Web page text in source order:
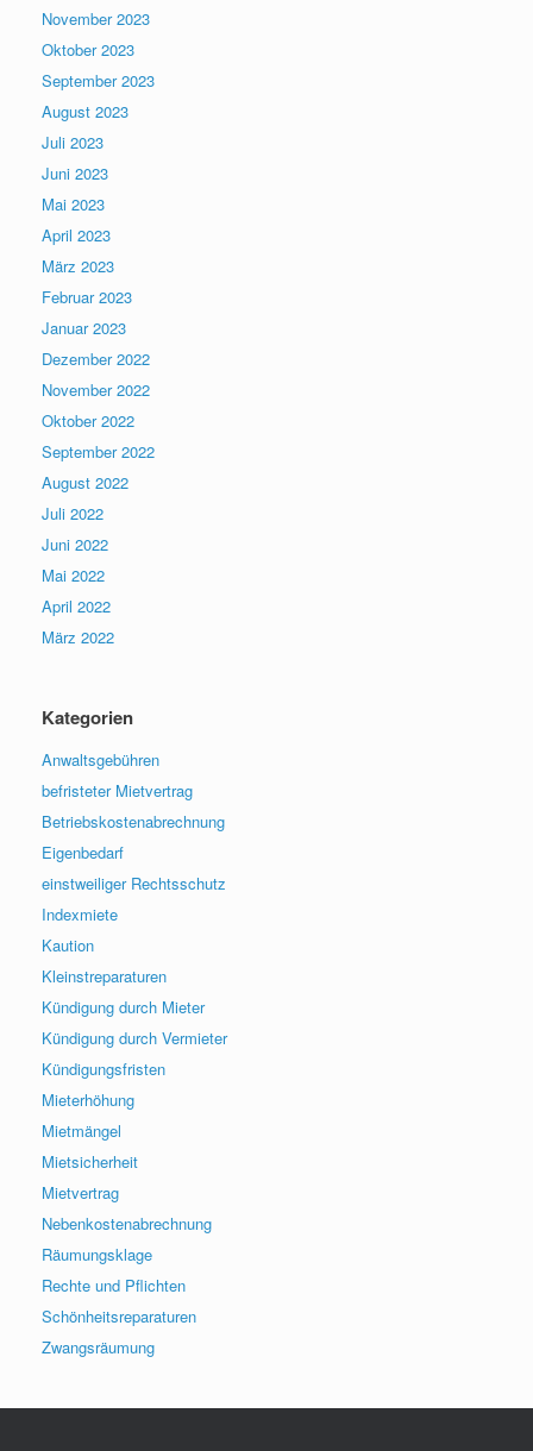
November 2023
Oktober 2023
September 2023
August 2023
Juli 2023
Juni 2023
Mai 2023
April 2023
März 2023
Februar 2023
Januar 2023
Dezember 2022
November 2022
Oktober 2022
September 2022
August 2022
Juli 2022
Juni 2022
Mai 2022
April 2022
März 2022
Kategorien
Anwaltsgebühren
befristeter Mietvertrag
Betriebskostenabrechnung
Eigenbedarf
einstweiliger Rechtsschutz
Indexmiete
Kaution
Kleinstreparaturen
Kündigung durch Mieter
Kündigung durch Vermieter
Kündigungsfristen
Mieterhöhung
Mietmängel
Mietsicherheit
Mietvertrag
Nebenkostenabrechnung
Räumungsklage
Rechte und Pflichten
Schönheitsreparaturen
Zwangsräumung